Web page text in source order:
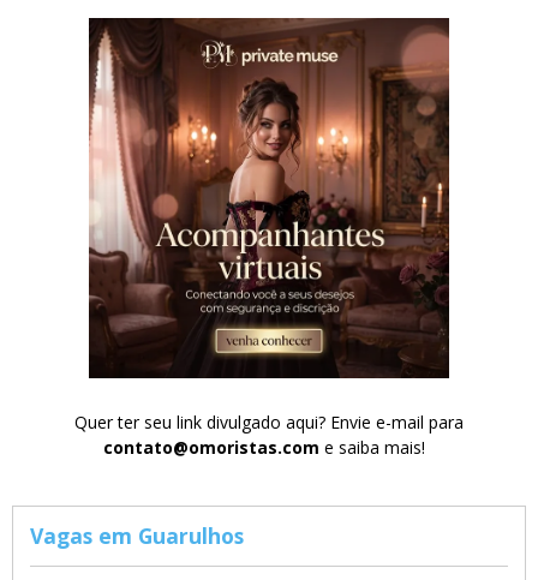
Quer ter seu link divulgado aqui? Envie e-mail para
contato@omoristas.com e saiba mais!
Vagas em Guarulhos